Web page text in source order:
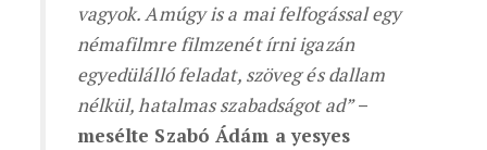
vagyok. Amúgy is a mai felfogással egy
némafilmre filmzenét írni igazán
egyedülálló feladat, szöveg és dallam
nélkül, hatalmas szabadságot ad” –
mesélte Szabó Ádám a yesyes